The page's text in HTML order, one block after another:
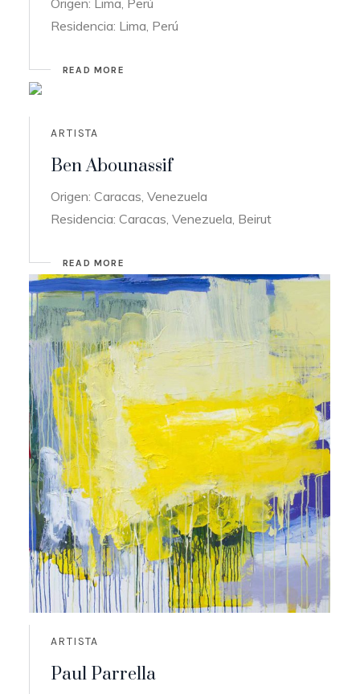
Residencia: Lima, Perú
READ MORE
ARTISTA
Ben Abounassif
Origen: Caracas, Venezuela
Residencia: Caracas, Venezuela, Beirut
READ MORE
ARTISTA
Paul Parrella